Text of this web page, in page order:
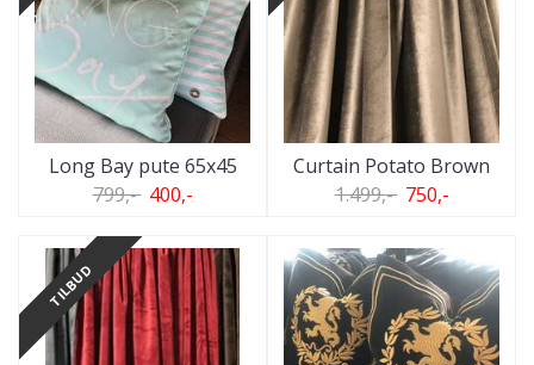
Long Bay pute 65x45
799,- 400,-
Curtain Potato Brown
1.499,- 750,-
TILBUD